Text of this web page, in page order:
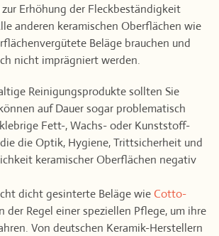
Erhöhung der Fleckbeständigkeit
anderen keramischen Oberflächen wie
Beläge brauchen und
nicht imprägniert werden.
Reinigungsprodukte sollten Sie
auf Dauer sogar problematisch
Fett-, Wachs- oder Kunststoff-
die Optik, Hygiene, Trittsicherheit und
keramischer Oberflächen negativ
dicht gesinterte Beläge wieCotto-
der Regel einer speziellen Pflege, um ihre
Von deutschen Keramik-Herstellern